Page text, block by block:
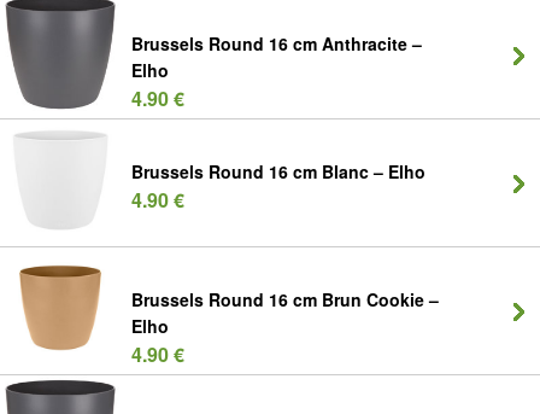
Brussels Round 16 cm Anthracite –
Elho
4.90 €
Brussels Round 16 cm Blanc – Elho
4.90 €
Brussels Round 16 cm Brun Cookie –
Elho
4.90 €